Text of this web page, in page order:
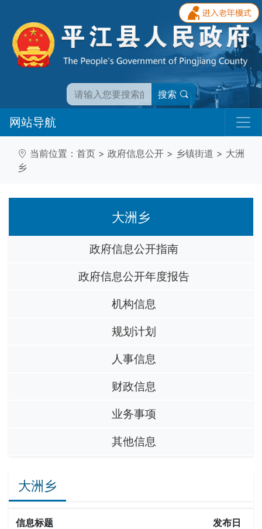
搜索
网站导航
当前位置： 首页 > 政府信息公开 > 乡镇街道 > 大洲
乡
大洲乡
政府信息公开指南
政府信息公开年度报告
机构信息
规划计划
人事信息
财政信息
业务事项
其他信息
大洲乡
信息标题
发布日